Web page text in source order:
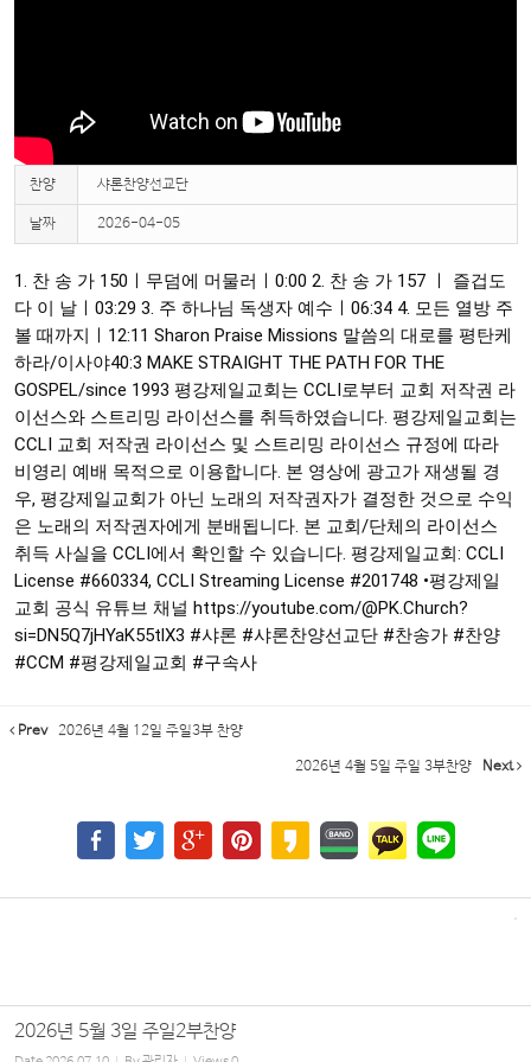
찬양 샤론찬양선교단
날짜 2026-04-05
1. 찬 송 가 150ㅣ무덤에 머물러ㅣ 0:00 2. 찬 송 가 157 ㅣ 즐겁도
다 이 날ㅣ 03:29 3. 주 하나님 독생자 예수ㅣ 06:34 4. 모든 열방 주
볼 때까지ㅣ 12:11 Sharon Praise Missions 말씀의 대로를 평탄케
하라/이사야40:3 MAKE STRAIGHT THE PATH FOR THE
GOSPEL/since 1993 평강제일교회는 CCLI로부터 교회 저작권 라
이선스와 스트리밍 라이선스를 취득하였습니다. 평강제일교회는
CCLI 교회 저작권 라이선스 및 스트리밍 라이선스 규정에 따라
비영리 예배 목적으로 이용합니다. 본 영상에 광고가 재생될 경
우, 평강제일교회가 아닌 노래의 저작권자가 결정한 것으로 수익
은 노래의 저작권자에게 분배됩니다. 본 교회/단체의 라이선스
취득 사실을 CCLI에서 확인할 수 있습니다. 평강제일교회: CCLI
License #660334, CCLI Streaming License #201748 •평강제일
교회 공식 유튜브 채널 https://youtube.com/@PK.Church?
si=DN5Q7jHYaK55tlX3 #샤론 #샤론찬양선교단 #찬송가 #찬양
#CCM #평강제일교회 #구속사
Prev 2026년 4월 12일 주일3부 찬양
2026년 4월 5일 주일 3부찬양 Next
2026년 5월 3일 주일2부찬양